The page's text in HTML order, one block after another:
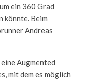
ein 360 Grad
könnte. Beim
Andreas
Augmented
mit dem es möglich